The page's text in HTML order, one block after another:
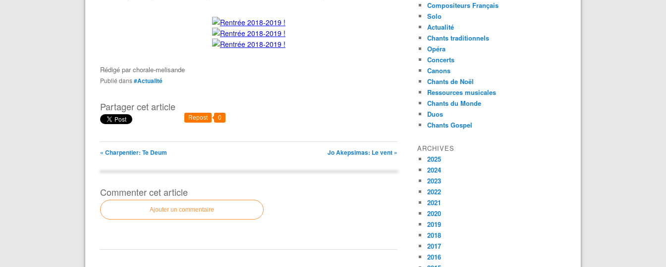
Rédigé parchorale-melisande
Publié dans#Actualité
Partager cet article
Repost 0
« Charpentier: Te Deum Jo Akepsimas: Le vent »
Commenter cet article
Ajouter un commentaire
Compositeurs Français
Solo
Actualité
Chants traditionnels
Opéra
Concerts
Canons
Chants de Noël
Ressources musicales
Chants du Monde
Duos
Chants Gospel
ARCHIVES
2025
2024
2023
2022
2021
2020
2019
2018
2017
2016